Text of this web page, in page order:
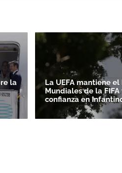
la
La UEFA mantiene
Mundiales de la
confianza en